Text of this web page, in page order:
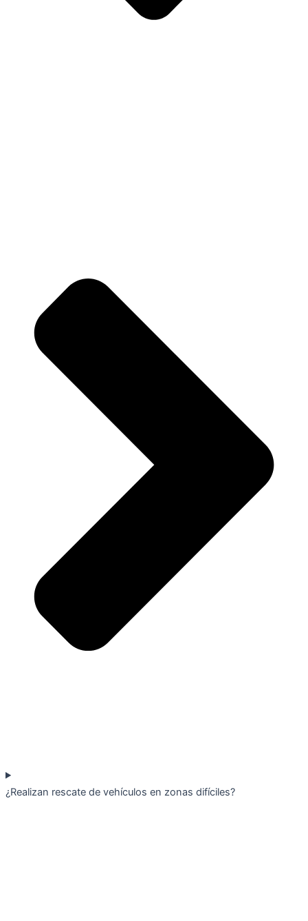
¿Realizan rescate de vehículos en zonas difíciles?